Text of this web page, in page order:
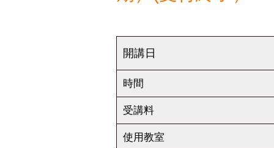
開講日
時間
受講料
使用教室